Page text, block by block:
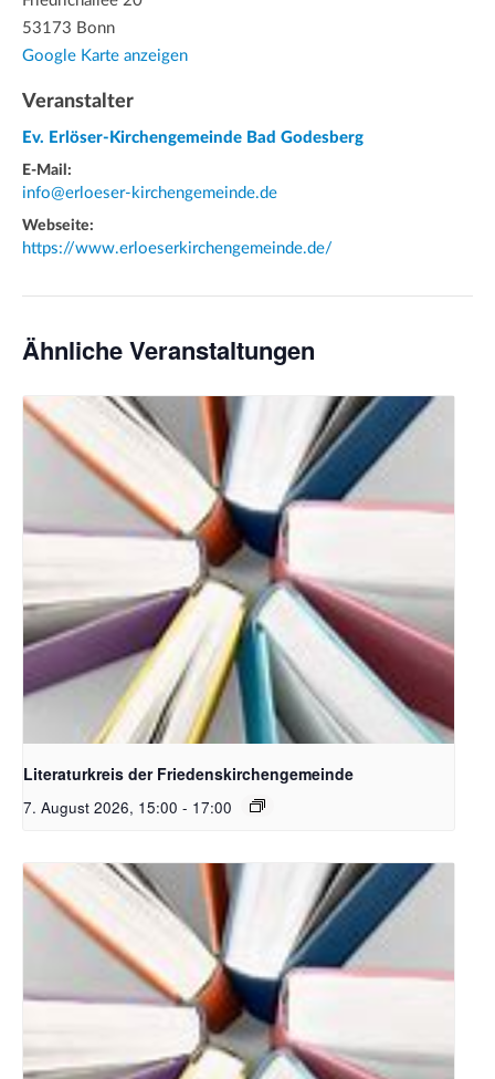
53173 Bonn
Google Karte anzeigen
Veranstalter
Ev. Erlöser-Kirchengemeinde Bad Godesberg
E-Mail:
info@erloeser-kirchengemeinde.de
Webseite:
https://www.erloeserkirchengemeinde.de/
Ähnliche Veranstaltungen
Bildquelle Pixabay
Literaturkreis der Friedenskirchengemeinde
7. August 2026, 15:00 - 17:00